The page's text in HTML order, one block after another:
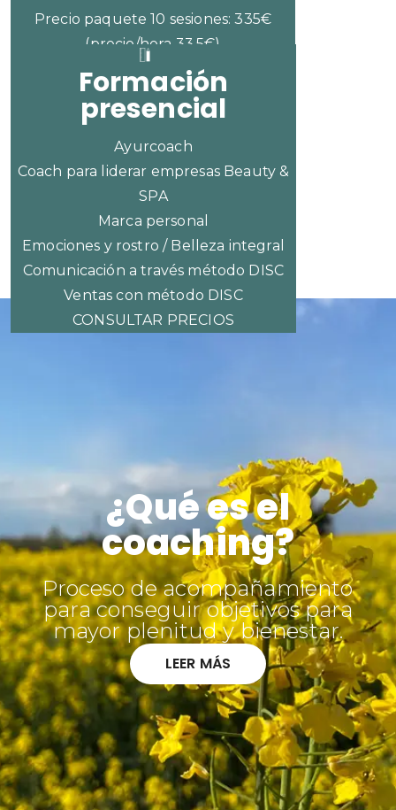
Precio paquete 10 sesiones: 335€
(precio/hora 33,5€)
Formación
presencial
Ayurcoach
Coach para liderar empresas Beauty &
SPA
Marca personal
Emociones y rostro / Belleza integral
Comunicación a través método DISC
Ventas con método DISC
CONSULTAR PRECIOS
¿Qué es el
coaching?
Proceso de acompañamiento
para conseguir objetivos para
mayor plenitud y bienestar.
LEER MÁS